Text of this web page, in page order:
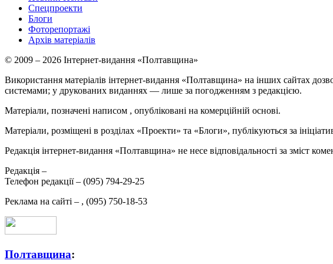
Спецпроекти
Блоги
Фоторепортажі
Архів матеріалів
© 2009 – 2026 Інтернет-видання «Полтавщина»
Використання матеріалів інтернет-видання «Полтавщина» на інших сайтах
системами; у друкованих виданнях — лише за погодженням з редакцією.
Матеріали, позначені написом , опубліковані на комерційній основі.
Матеріали, розміщені в розділах «Проекти» та «Блоги», публікуються за
Редакція інтернет-видання «Полтавщина» не несе відповідальності за зміст
Редакція –
Телефон редакції – (095) 794-29-25
Реклама на сайті – , (095) 750-18-53
Полтавщина: